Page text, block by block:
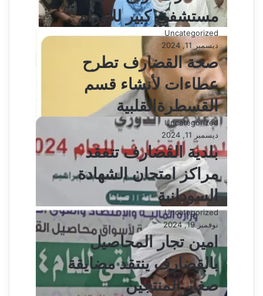
مستشفى كبير للاورام
Uncategorized
ديسمبر 11, 2024
صحة القضارف تطرح
عطاءات لأنشاء قسم
القسطرةالقلبية
Uncategorized
ديسمبر 11, 2024
بلدية القضارف تتفقد
مراكز امتحان الشهادة
السودانية
Uncategorized
نوفمبر 19, 2024
امين تجار المحاصيل
بالقضارف ينتقد مضايقة
صغار المنتجين